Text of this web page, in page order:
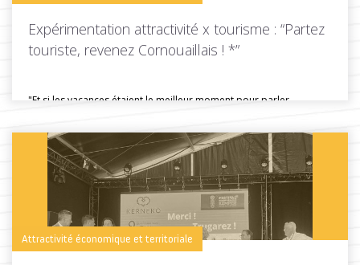
Expérimentation attractivité x tourisme : “Partez
touriste, revenez Cornouaillais ! *”
"Et si les vacances étaient le meilleur moment pour parler
Toutes les actus de cette rubrique LIRE LA SUITE
Attractivité économique et territoriale